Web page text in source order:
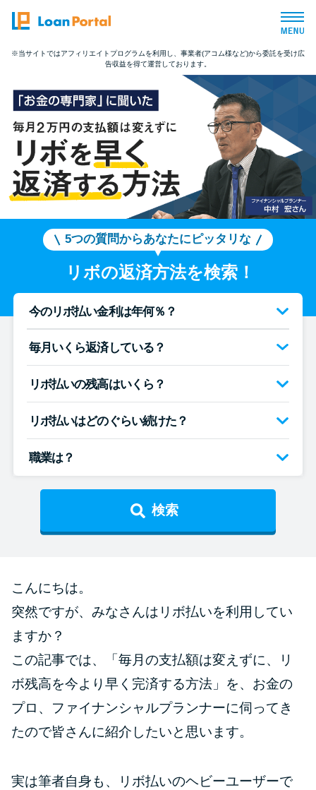
トップページ
おすすめコンテンツ
総合人気ランキング
とにかくすぐ借りたい方向け
バレずに借りたい方向け
審査が不安な方向け
カードローンQ&A
最速！最短40分で借りられるカ
特集ページ一覧
種類や特徴で探す
※当サイトではアフィリエイトプログラムを利用し、事業者(アコム様など)から委託を受け広
告収益を得て運営しております。
5つの質問からあなたにピッタリな
リボの返済方法を検索！
今のリボ払い金利は年何％？
毎月いくら返済している？
リボ払いの残高はいくら？
リボ払いはどのぐらい続けた？
職業は？
検索
こんにちは。
突然ですが、みなさんはリボ払いを利用してい
ますか？
この記事では、「毎月の支払額は変えずに、リ
ボ残高を今より早く完済する方法」を、お金の
プロ、ファイナンシャルプランナーに伺ってき
たので皆さんに紹介したいと思います。
実は筆者自身も、リボ払いのヘビーユーザーで